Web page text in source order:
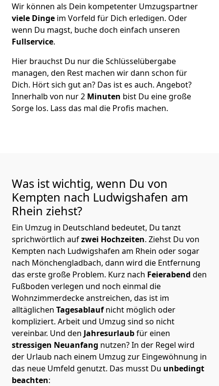
Wir können als Dein kompetenter Umzugspartner
viele Dinge im Vorfeld für Dich erledigen. Oder
wenn Du magst, buche doch einfach unseren
Fullservice.
Hier brauchst Du nur die Schlüsselübergabe
managen, den Rest machen wir dann schon für
Dich. Hört sich gut an? Das ist es auch. Angebot?
Innerhalb von nur 2 Minuten bist Du eine große
Sorge los. Lass das mal die Profis machen.
Was ist wichtig, wenn Du von
Kempten nach Ludwigshafen am
Rhein ziehst?
Ein Umzug in Deutschland bedeutet, Du tanzt
sprichwörtlich aufzwei Hochzeiten. Ziehst Du von
Kempten nach Ludwigshafen am Rhein oder sogar
nach Mönchen­gladbach, dann wird die Entfernung
das erste große Problem. Kurz nach Feierabend den
Fußboden verlegen und noch einmal die
Wohnzimmerdecke anstreichen, das ist im
alltäglichen Tagesablaufnicht möglich oder
kompliziert. Arbeit und Umzug sind so nicht
vereinbar. Und den Jahresurlaubfür einen
stressigen Neuanfang nutzen? In der Regel wird
der Urlaub nach einem Umzug zur Eingewöhnung in
das neue Umfeld genutzt. Das musst Du unbedingt
beachten: